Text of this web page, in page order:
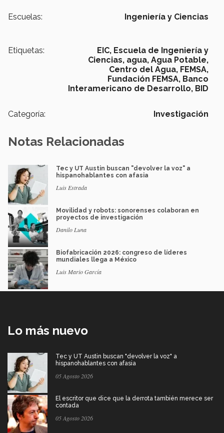
Escuelas: Ingeniería y Ciencias
Etiquetas: EIC, Escuela de Ingeniería y
Ciencias, agua, Agua Potable,
Centro del Agua, FEMSA,
Fundación FEMSA, Banco
Interamericano de Desarrollo, BID
Categoría: Investigación
Notas Relacionadas
Tec y UT Austin buscan "devolver la voz" a
hispanohablantes con afasia
Luis Estrada
Movilidad y robots: sonorenses colaboran en
proyectos de investigación
Danilo Luna
Biofabricación 2026: congreso de líderes
mundiales llega a México
Luis Mario García
Lo más nuevo
Tec y UT Austin buscan "devolver la voz" a
hispanohablantes con afasia
05 Agosto 2026
El escritor que dice que la derrota también merece ser
contada
05 Agosto 2026